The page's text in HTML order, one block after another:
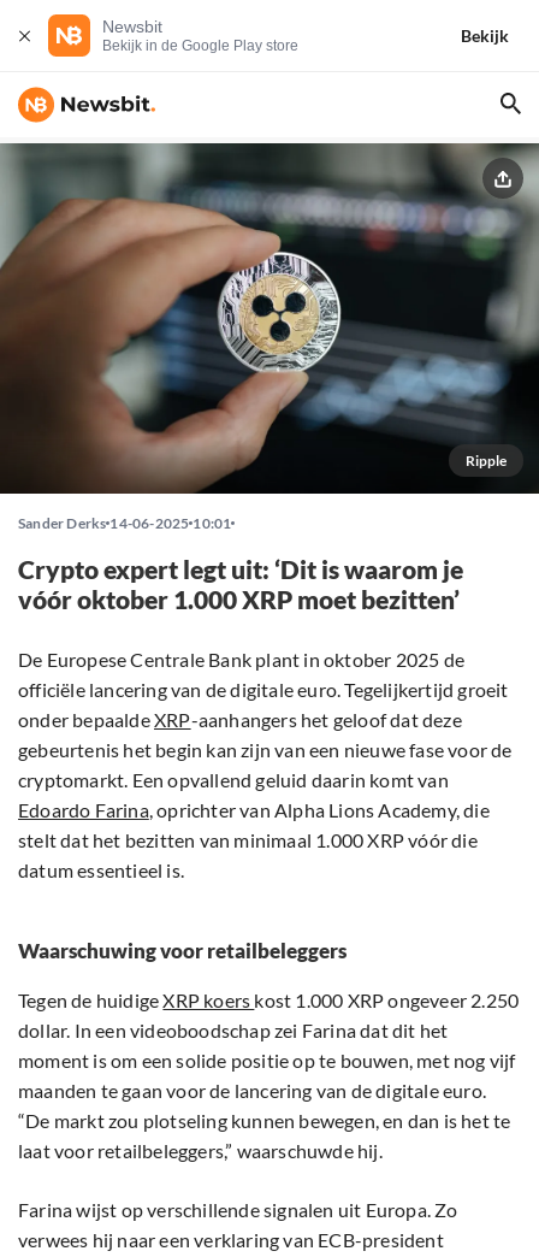
Newsbit
Bekijk in de Google Play store
Bekijk
Ripple
Sander Derks 14-06-2025 10:01
Crypto expert legt uit: ‘Dit is waarom je
vóór oktober 1.000 XRP moet bezitten’
De Europese Centrale Bank plant in oktober 2025 de
officiële lancering van de digitale euro. Tegelijkertijd groeit
onder bepaaldeXRP-aanhangers het geloof dat deze
gebeurtenis het begin kan zijn van een nieuwe fase voor de
cryptomarkt. Een opvallend geluid daarin komt van
Edoardo Farina, oprichter van Alpha Lions Academy, die
stelt dat het bezitten van minimaal 1.000 XRP vóór die
datum essentieel is.
Waarschuwing voor retailbeleggers
Tegen de huidigeXRP koers kost 1.000 XRP ongeveer 2.250
dollar. In een videoboodschap zei Farina dat dit het
moment is om een solide positie op te bouwen, met nog vijf
maanden te gaan voor de lancering van de digitale euro.
“De markt zou plotseling kunnen bewegen, en dan is het te
laat voor retailbeleggers,” waarschuwde hij.
Farina wijst op verschillende signalen uit Europa. Zo
verwees hij naar een verklaring van ECB-president